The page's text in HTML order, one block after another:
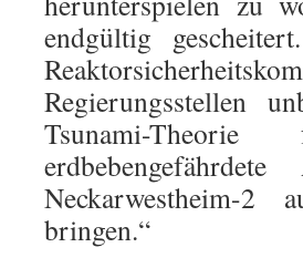
endgültig
Regierungsstellen
Tsunami-
Neckarwestheim-
bringen.“